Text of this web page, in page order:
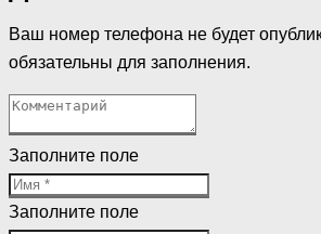
Ваш номер телефона не будет
обязательны для заполнения.
Заполните поле
Заполните поле